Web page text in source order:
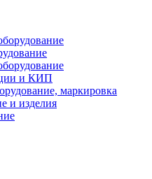
и КИП
маркировка
и изделия